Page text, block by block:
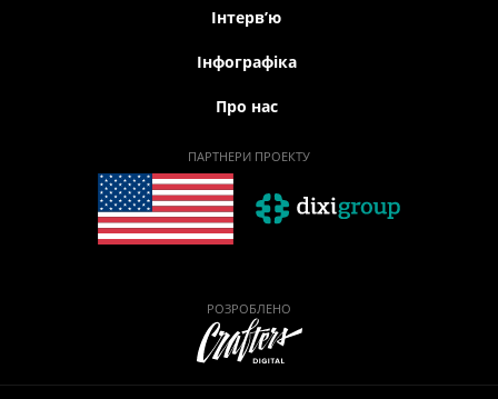
Iнтерв’ю
Інфографіка
Про нас
ПАРТНЕРИ ПРОЕКТУ
РОЗРОБЛЕНО